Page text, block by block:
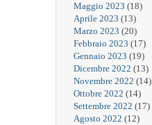
Maggio 2023 (18)
Aprile 2023 (13)
Marzo 2023 (20)
Febbraio 2023 (17)
Gennaio 2023 (19)
Dicembre 2022 (13)
Novembre 2022 (14)
Ottobre 2022 (14)
Settembre 2022 (17)
Agosto 2022 (12)